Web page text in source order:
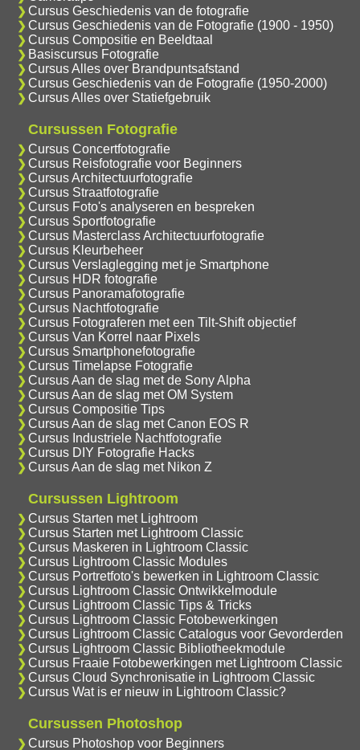
Cursus Geschiedenis van de fotografie
Cursus Geschiedenis van de Fotografie (1900 - 1950)
Cursus Compositie en Beeldtaal
Basiscursus Fotografie
Cursus Alles over Brandpuntsafstand
Cursus Geschiedenis van de Fotografie (1950-2000)
Cursus Alles over Statiefgebruik
Cursussen Fotografie
Cursus Concertfotografie
Cursus Reisfotografie voor Beginners
Cursus Architectuurfotografie
Cursus Straatfotografie
Cursus Foto's analyseren en bespreken
Cursus Sportfotografie
Cursus Masterclass Architectuurfotografie
Cursus Kleurbeheer
Cursus Verslaglegging met je Smartphone
Cursus HDR fotografie
Cursus Panoramafotografie
Cursus Nachtfotografie
Cursus Fotograferen met een Tilt-Shift objectief
Cursus Van Korrel naar Pixels
Cursus Smartphonefotografie
Cursus Timelapse Fotografie
Cursus Aan de slag met de Sony Alpha
Cursus Aan de slag met OM System
Cursus Compositie Tips
Cursus Aan de slag met Canon EOS R
Cursus Industriele Nachtfotografie
Cursus DIY Fotografie Hacks
Cursus Aan de slag met Nikon Z
Cursussen Lightroom
Cursus Starten met Lightroom
Cursus Starten met Lightroom Classic
Cursus Maskeren in Lightroom Classic
Cursus Lightroom Classic Modules
Cursus Portretfoto's bewerken in Lightroom Classic
Cursus Lightroom Classic Ontwikkelmodule
Cursus Lightroom Classic Tips & Tricks
Cursus Lightroom Classic Fotobewerkingen
Cursus Lightroom Classic Catalogus voor Gevorderden
Cursus Lightroom Classic Bibliotheekmodule
Cursus Fraaie Fotobewerkingen met Lightroom Classic
Cursus Cloud Synchronisatie in Lightroom Classic
Cursus Wat is er nieuw in Lightroom Classic?
Cursussen Photoshop
Cursus Photoshop voor Beginners